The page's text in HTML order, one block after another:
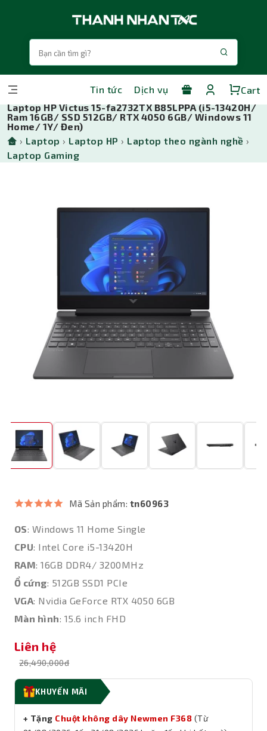
Tin tức Dịch vụ
Cart
Laptop HP Victus 15-fa2732TX B85LPPA (i5-13420H/
Ram 16GB/ SSD 512GB/ RTX 4050 6GB/ Windows 11
Home/ 1Y/ Đen)
› Laptop › Laptop HP › Laptop theo ngành nghề ›
Laptop Gaming
Mã Sản phẩm: tn60963
OS: Windows 11 Home Single
CPU: Intel Core i5-13420H
RAM: 16GB DDR4/ 3200MHz
Ổ cứng: 512GB SSD1 PCIe
VGA: Nvidia GeForce RTX 4050 6GB
Màn hình: 15.6 inch FHD
Liên hệ
26,490,000đ
KHUYẾN MÃI
+ Tặng Chuột không dây Newmen F368 (Từ